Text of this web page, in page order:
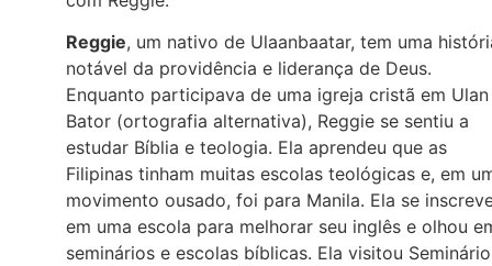
Reggie, um nativo de Ulaanbaatar, tem uma
notável da providência e liderança de Deus.
Enquanto participava de uma igreja cristã em Ulan
Bator (ortografia alternativa), Reggie se sentiu a
estudar Bíblia e teologia. Ela aprendeu que as
Filipinas tinham muitas escolas teológicas e, em
movimento ousado, foi para Manila. Ela se
em uma escola para melhorar seu inglês e olhou
seminários e escolas bíblicas. Ela visitou Seminário